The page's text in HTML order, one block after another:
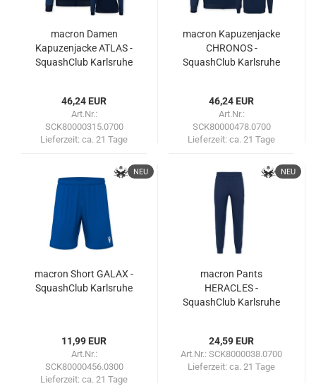
macron Damen
Kapuzenjacke ATLAS -
SquashClub Karlsruhe
46,24 EUR
Art.Nr.:
SCK80000315.0700
Lieferzeit: ca. 21 Tage
macron Kapuzenjacke
CHRONOS -
SquashClub Karlsruhe
46,24 EUR
Art.Nr.:
SCK80000478.0700
Lieferzeit: ca. 21 Tage
NEU
macron Short GALAX -
SquashClub Karlsruhe
11,99 EUR
Art.Nr.:
SCK80000456.0300
Lieferzeit: ca. 21 Tage
NEU
macron Pants
HERACLES -
SquashClub Karlsruhe
24,59 EUR
Art.Nr.: SCK8000038.0700
Lieferzeit: ca. 21 Tage